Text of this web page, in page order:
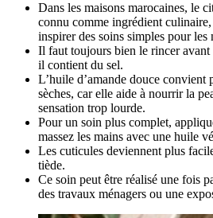
Dans les maisons marocaines, le
connu comme ingrédient
inspirer des soins simples pour les
Il faut toujours bien le rincer avant
il contient du sel.
L’huile d’amande douce convient
sèches, car elle aide à nourrir la
sensation trop lourde.
Pour un soin plus complet,
massez les mains avec une huile
Les cuticules deviennent plus
tiède.
Ce soin peut être réalisé une fois
des travaux ménagers ou une